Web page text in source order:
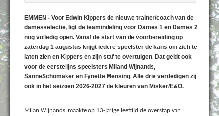
EMMEN - Voor Edwin Kippers de nieuwe trainer/coach van de
damesselectie, ligt de teamindeling voor Dames 1 en Dames 2
nog volledig open. Vanaf de start van de voorbereiding op
zaterdag 1 augustus krijgt iedere speelster de kans om zich te
laten zien en Kippers en zijn staf te overtuigen. Dat geldt ook
voor de eerstelijns speelsters MIland Wijnands,
SanneSchomaker en Fynette Mensing. Alle drie verdedigen zij
ook in het seizoen 2026-2027 de kleuren van Misker/E&O.
Milan Wijnands, maakte op 13-jarige leeftijd de overstap van